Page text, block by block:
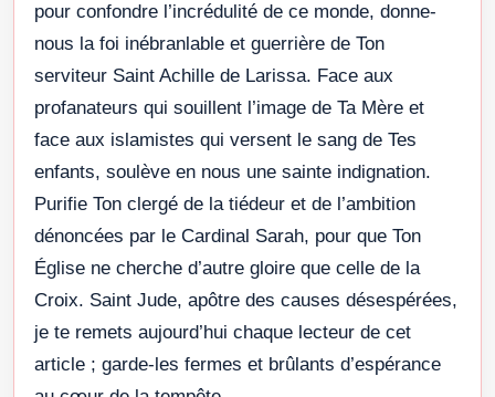
pour confondre l’incrédulité de ce monde, donne-
nous la foi inébranlable et guerrière de Ton
serviteur Saint Achille de Larissa. Face aux
profanateurs qui souillent l’image de Ta Mère et
face aux islamistes qui versent le sang de Tes
enfants, soulève en nous une sainte indignation.
Purifie Ton clergé de la tiédeur et de l’ambition
dénoncées par le Cardinal Sarah, pour que Ton
Église ne cherche d’autre gloire que celle de la
Croix. Saint Jude, apôtre des causes désespérées,
je te remets aujourd’hui chaque lecteur de cet
article ; garde-les fermes et brûlants d’espérance